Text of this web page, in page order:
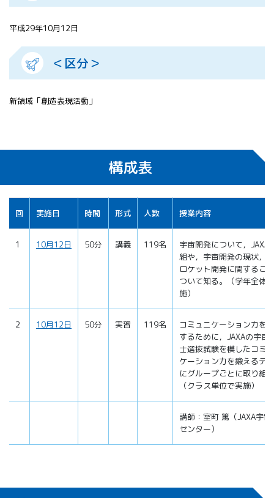
平成29年10月12日
＜区分＞
新領域「創造表現活動」
構成表
回 実施日 時間 形式 人数 授業内容
1 10月12日 50分 講義 119名
宇宙開発について，JAXA
組や，宇宙開発の現状，
ロケット開発に関するこ
ついて知る。（学年全体
施）
2 10月12日 50分 実習 119名
コミュニケーション力を
するために，JAXAの宇宙
士選抜試験を模したコミ
ケーション力を鍛えるテ
にグループごとに取り組
（クラス単位で実施）
講師：室町 篤（JAXA宇宙
センター）